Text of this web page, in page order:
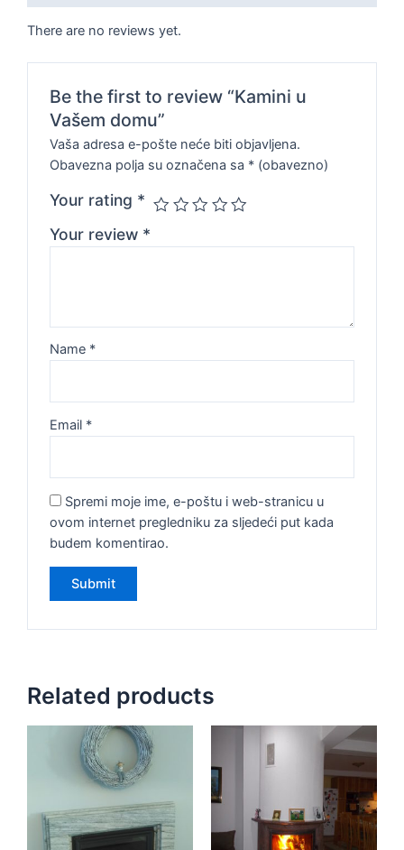
There are no reviews yet.
Be the first to review “Kamini u
Vašem domu”
Vaša adresa e-pošte neće biti objavljena.
Obavezna polja su označena sa * (obavezno)
Your rating *
Your review *
Name *
Email *
Spremi moje ime, e-poštu i web-stranicu u
ovom internet pregledniku za sljedeći put kada
budem komentirao.
Related products